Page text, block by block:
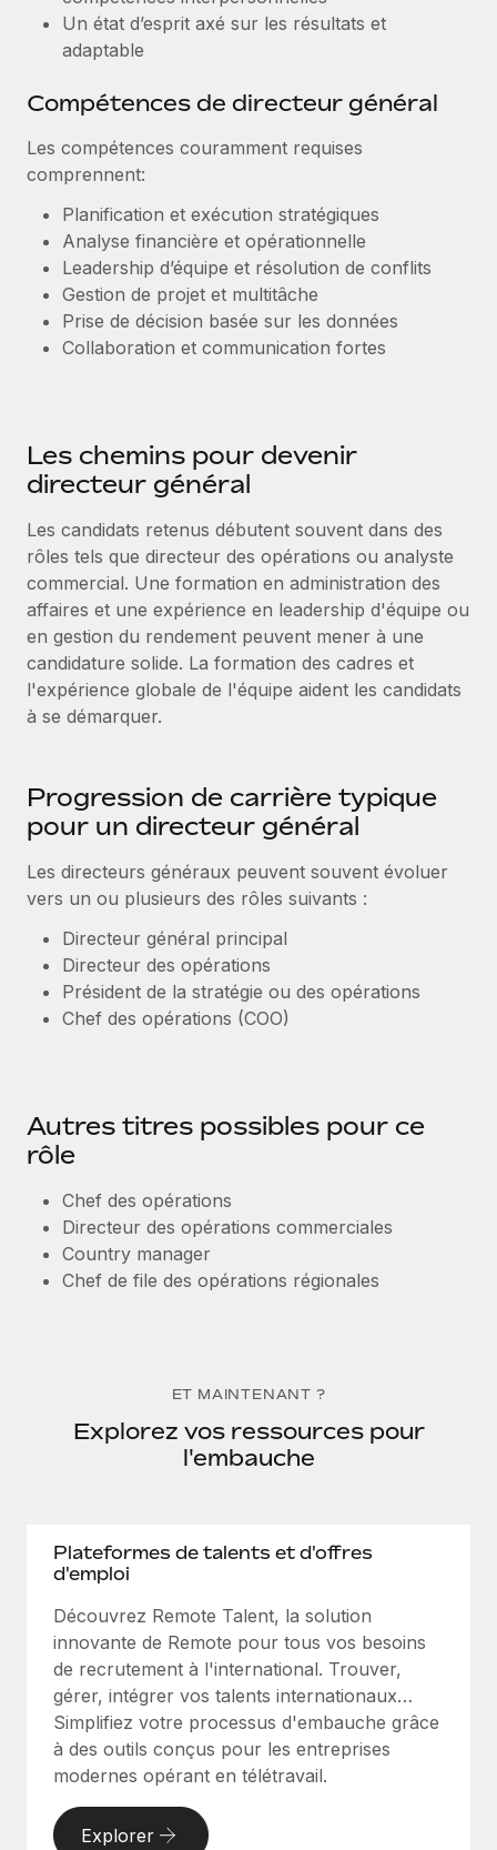
Un état d’esprit axé sur les résultats et
adaptable
Compétences de directeur général
Les compétences couramment requises
comprennent:
Planification et exécution stratégiques
Analyse financière et opérationnelle
Leadership d’équipe et résolution de conflits
Gestion de projet et multitâche
Prise de décision basée sur les données
Collaboration et communication fortes
Les chemins pour devenir
directeur général
Les candidats retenus débutent souvent dans des
rôles tels que directeur des opérations ou analyste
commercial. Une formation en administration des
affaires et une expérience en leadership d'équipe ou
en gestion du rendement peuvent mener à une
candidature solide. La formation des cadres et
l'expérience globale de l'équipe aident les candidats
à se démarquer.
Progression de carrière typique
pour un directeur général
Les directeurs généraux peuvent souvent évoluer
vers un ou plusieurs des rôles suivants :
Directeur général principal
Directeur des opérations
Président de la stratégie ou des opérations
Chef des opérations (COO)
Autres titres possibles pour ce
rôle
Chef des opérations
Directeur des opérations commerciales
Country manager
Chef de file des opérations régionales
ET MAINTENANT ?
Explorez vos ressources pour
l'embauche
Plateformes de talents et d'offres
d'emploi
Découvrez Remote Talent, la solution
innovante de Remote pour tous vos besoins
de recrutement à l'international. Trouver,
gérer, intégrer vos talents internationaux…
Simplifiez votre processus d'embauche grâce
à des outils conçus pour les entreprises
modernes opérant en télétravail.
Explorer